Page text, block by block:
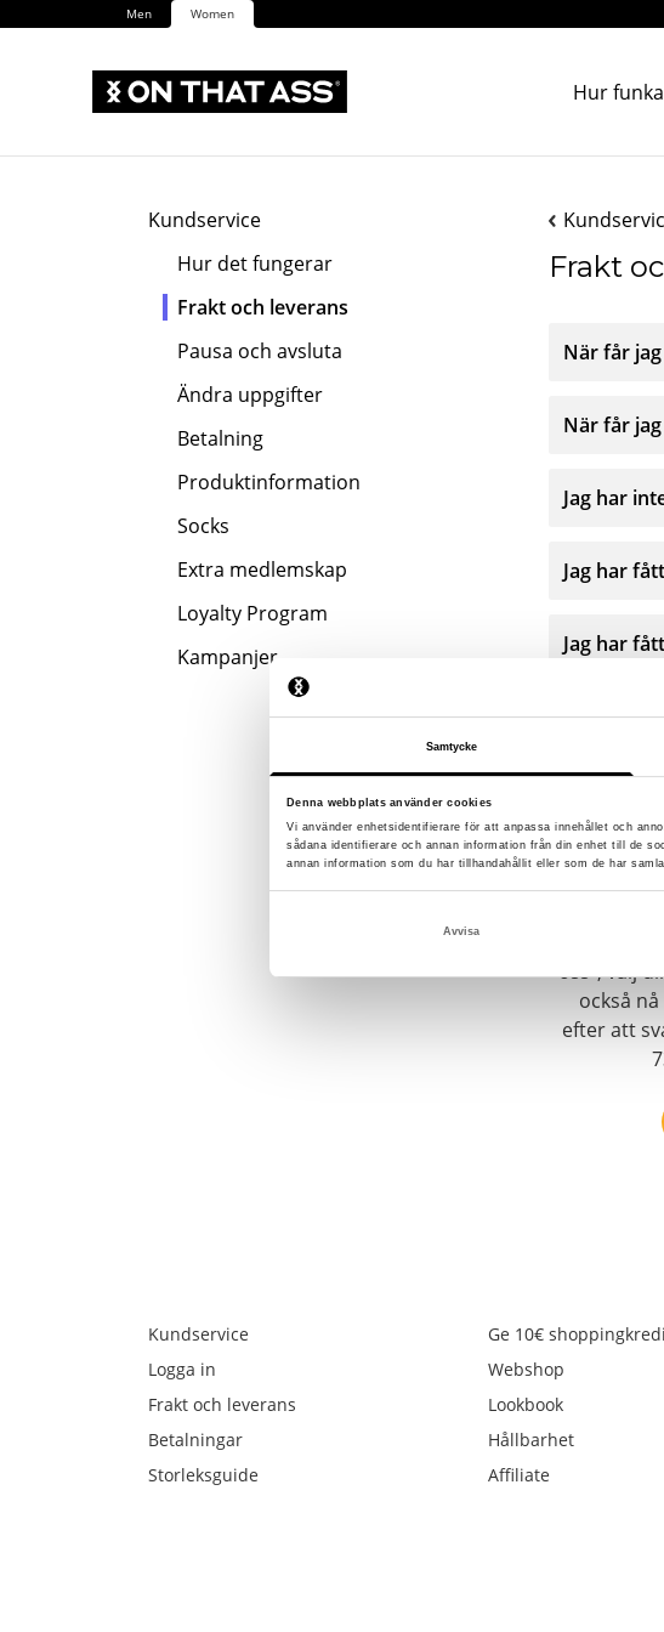
Samtycke
Denna webbplats använder cookies
Vi använder enhetsidentifierare för att anpassa innehållet och
sådana identifierare och annan information från din enhet till de
annan information som du har tillhandahållit eller som de har
Avvisa
Men Women
Hur
Kundservice
Hur det fungerar
Frakt och leverans
Pausa och avsluta
Ändra uppgifter
Betalning
Produktinformation
Socks
Extra medlemskap
Loyalty Program
Kampanjer
Frakt
När får
När får
Jag har
Jag har
Jag har
Vi finns
chattbot
oss", välj
också
efter att
Kundservice
Logga in
Frakt och leverans
Betalningar
Storleksguide
Ge 10€
Webshop
Lookbook
Hållbarhet
Affiliate